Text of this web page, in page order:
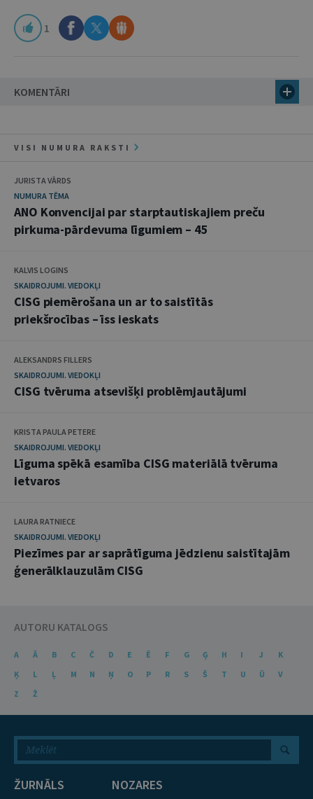
1
KOMENTĀRI
VISI NUMURA RAKSTI
JURISTA VĀRDS
NUMURA TĒMA
ANO Konvencijai par starptautiskajiem preču
pirkuma-pārdevuma līgumiem – 45
KALVIS LOGINS
SKAIDROJUMI. VIEDOKĻI
CISG piemērošana un ar to saistītās
priekšrocības – īss ieskats
ALEKSANDRS FILLERS
SKAIDROJUMI. VIEDOKĻI
CISG tvēruma atsevišķi problēmjautājumi
KRISTA PAULA PETERE
SKAIDROJUMI. VIEDOKĻI
Līguma spēkā esamība CISG materiālā tvēruma
ietvaros
LAURA RATNIECE
SKAIDROJUMI. VIEDOKĻI
Piezīmes par ar saprātīguma jēdzienu saistītajām
ģenerālklauzulām CISG
AUTORU KATALOGS
A Ā B C Č D E Ē F G Ģ H I J
K
Ķ
L Ļ M N Ņ O P R S Š T U Ū
V
Z
Ž
ŽURNĀLS
NOZARES